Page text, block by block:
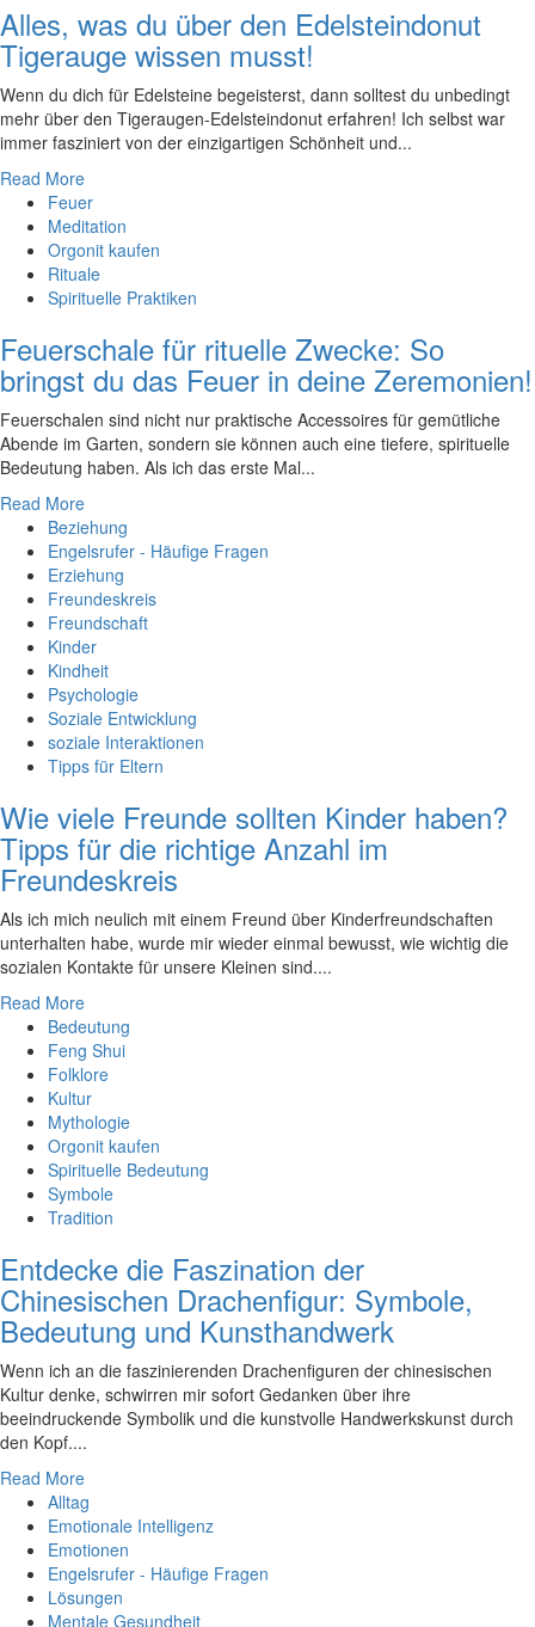
Alles, was du über den Edelsteindonut
Tigerauge wissen musst!
Wenn‌ du dich für Edelsteine begeisterst, dann solltest du unbedingt
mehr⁢ über den Tigeraugen-Edelsteindonut erfahren! Ich selbst war
immer fasziniert ‍von der einzigartigen Schönheit und...
Read More
Feuer
Meditation
Orgonit kaufen
Rituale
Spirituelle Praktiken
Feuerschale für rituelle Zwecke: So
bringst du das Feuer in deine Zeremonien!
Feuerschalen sind nicht nur praktische Accessoires für gemütliche
Abende im Garten, sondern sie können auch eine tiefere, spirituelle
Bedeutung haben. Als ich das erste Mal...
Read More
Beziehung
Engelsrufer - Häufige Fragen
Erziehung
Freundeskreis
Freundschaft
Kinder
Kindheit
Psychologie
Soziale Entwicklung
soziale Interaktionen
Tipps für Eltern
Wie viele Freunde sollten Kinder haben?
Tipps für die richtige Anzahl im
Freundeskreis
Als‍ ich mich neulich⁣ mit einem Freund⁣ über Kinderfreundschaften ​
unterhalten ​habe,⁤ wurde ⁤mir wieder ‍einmal bewusst, ⁢wie wichtig die
sozialen Kontakte für​ unsere Kleinen sind.‍...
Read More
Bedeutung
Feng Shui
Folklore
Kultur
Mythologie
Orgonit kaufen
Spirituelle Bedeutung
Symbole
Tradition
Entdecke die Faszination der
Chinesischen Drachenfigur: Symbole,
Bedeutung und Kunsthandwerk
Wenn ich an die faszinierenden Drachenfiguren der chinesischen
Kultur denke, schwirren mir sofort Gedanken über ihre
beeindruckende Symbolik und die kunstvolle Handwerkskunst durch
den Kopf....
Read More
Alltag
Emotionale Intelligenz
Emotionen
Engelsrufer - Häufige Fragen
Lösungen
Mentale Gesundheit